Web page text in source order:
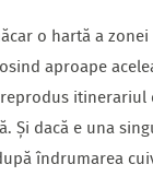
o hartă a
aproape
Și dacă e una
îndrumarea